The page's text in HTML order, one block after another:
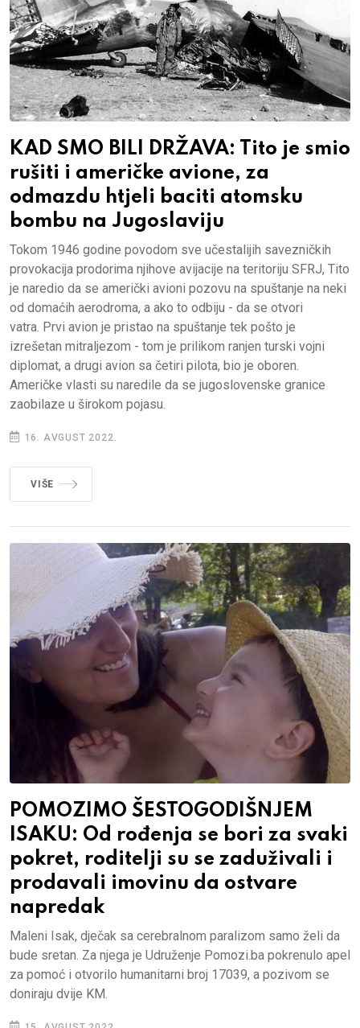
KAD SMO BILI DRŽAVA: Tito je smio
rušiti i američke avione, za
odmazdu htjeli baciti atomsku
bombu na Jugoslaviju
Tokom 1946 godine povodom sve učestalijih savezničkih
provokacija prodorima njihove avijacije na teritoriju SFRJ, Tito
je naredio da se američki avioni pozovu na spuštanje na neki
od domaćih aerodroma, a ako to odbiju - da se otvori
vatra. Prvi avion je pristao na spuštanje tek pošto je
izrešetan mitraljezom - tom je prilikom ranjen turski vojni
diplomat, a drugi avion sa četiri pilota, bio je oboren.
Američke vlasti su naredile da se jugoslovenske granice
zaobilaze u širokom pojasu.
16. AVGUST 2022.
VIŠE
POMOZIMO ŠESTOGODIŠNJEM
ISAKU: Od rođenja se bori za svaki
pokret, roditelji su se zaduživali i
prodavali imovinu da ostvare
napredak
Maleni Isak, dječak sa cerebralnom paralizom samo želi da
bude sretan. Za njega je Udruženje Pomozi.ba pokrenulo apel
za pomoć i otvorilo humanitarni broj 17039, a pozivom se
doniraju dvije KM.